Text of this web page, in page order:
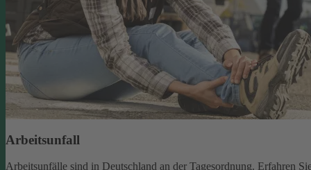
Arbeitsunfall
Arbeitsunfälle sind in Deutschland an der Tagesordnung. Erfahren